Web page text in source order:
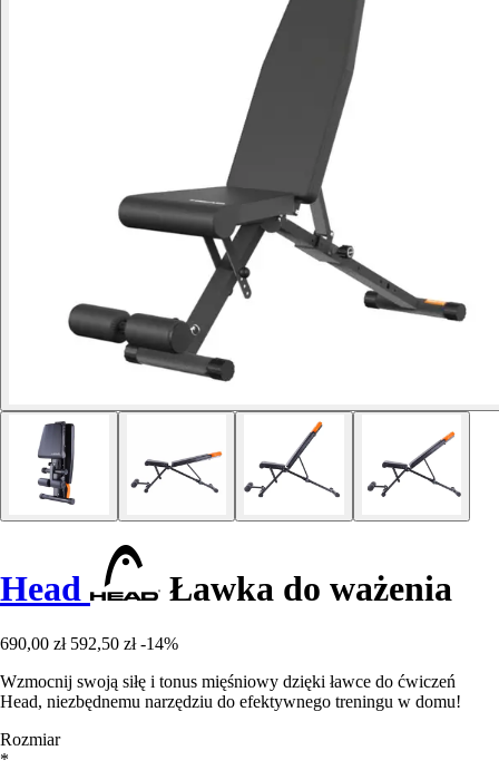
Head Ławka do ważenia
690,00 zł 592,50 zł -14%
Wzmocnij swoją siłę i tonus mięśniowy dzięki ławce do ćwiczeń
Head, niezbędnemu narzędziu do efektywnego treningu w domu!
Rozmiar
*